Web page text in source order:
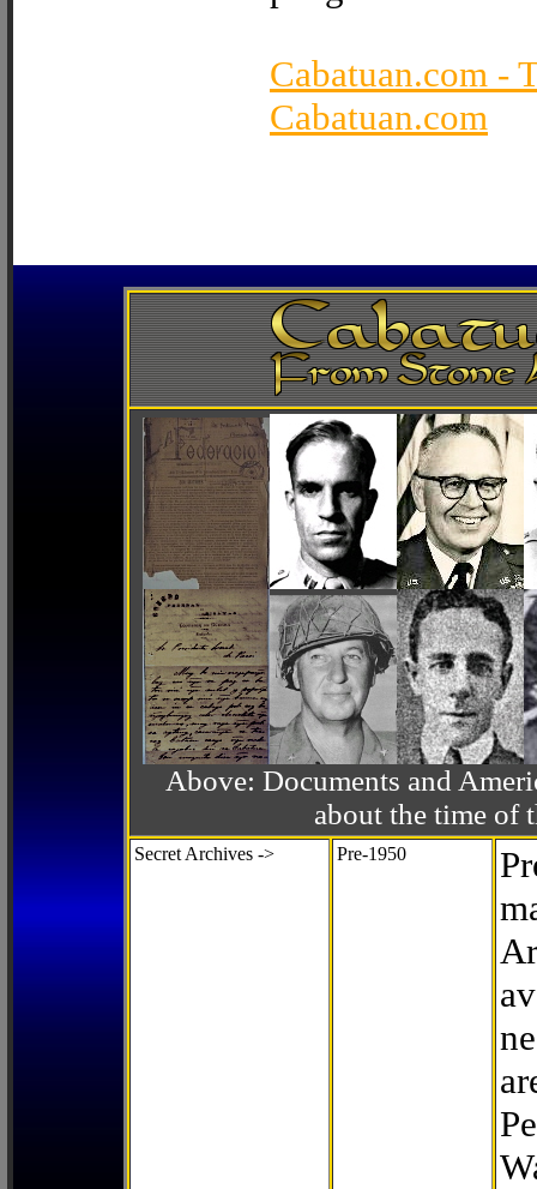
Cabatuan.com -
Cabatuan.com
Above: Documents and
about the time of
Secret Archives -> Pre-1950